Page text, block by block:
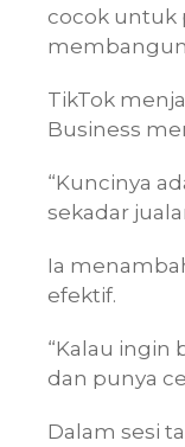
cocok untuk
TikTok
Business
“Kuncinya
sekadar
Ia
efektif.
“Kalau ingin
dan punya
Dalam sesi